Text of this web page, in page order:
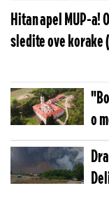
Hitan apel MUP-a!
sledite ove korake
o
se